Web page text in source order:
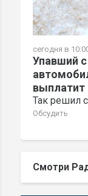
сегодня в
Упавший
Так решил
Обсудить
Смотри